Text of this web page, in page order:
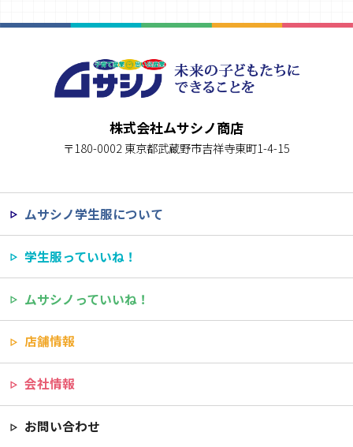
株式会社ムサシノ商店
〒180-0002 東京都武蔵野市吉祥寺東町1-4-15
ムサシノ学生服について
学生服っていいね！
ムサシノっていいね！
店舗情報
会社情報
お問い合わせ